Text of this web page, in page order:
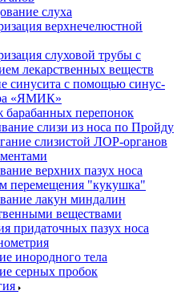
слуха
верхнечелюстной
слуховой трубы с
лекарственных веществ
синусита с помощью синус-
«ЯМИК»
барабанных перепонок
слизи из носа по Пройду
слизистой ЛОР-органов
верхних пазух носа
перемещения "кукушка"
лакун миндалин
веществами
придаточных пазух носа
инородного тела
серных пробок